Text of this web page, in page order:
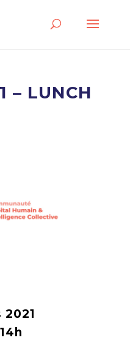
– LUNCH
2021